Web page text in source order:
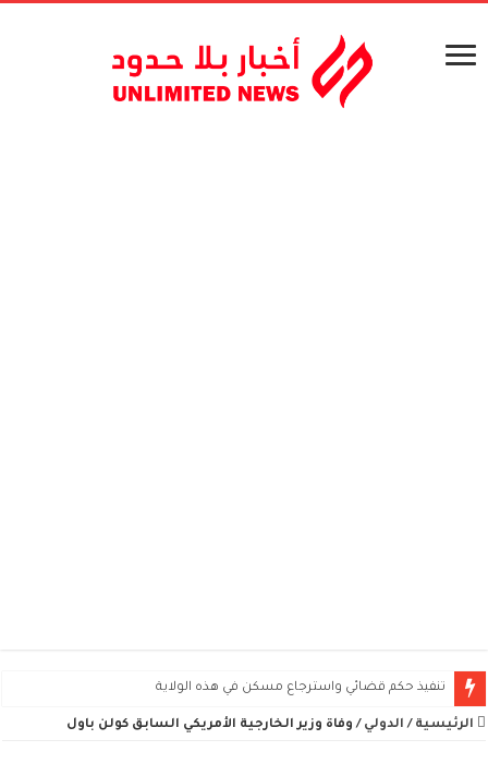
تنفيذ حكم قضائي واسترجاع مسكن في هذه الولاية
الرئيسية / الدولي / وفاة وزير الخارجية الأمريكي السابق كولن باول